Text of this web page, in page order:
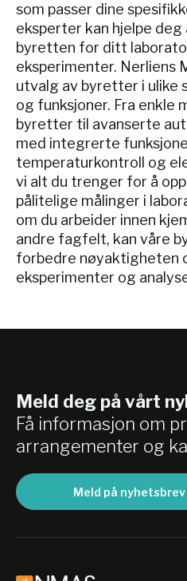
som passer dine
eksperter kan hjelpe
byretten for ditt
eksperimenter. Nerliens
utvalg av byretter i ulike
og funksjoner. Fra enkle
byretter til avanserte
med integrerte
temperaturkontroll og
vi alt du trenger for å
pålitelige målinger i
om du arbeider innen
andre fagfelt, kan våre
forbedre nøyaktigheten
eksperimenter og
Meld deg på vårt
Få informasjon om
arrangementer og
Meld på nyhetsbrev